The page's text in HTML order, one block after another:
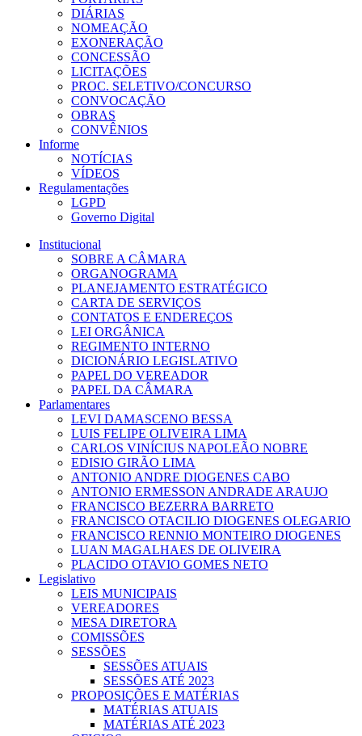
DIÁRIAS
NOMEAÇÃO
EXONERAÇÃO
CONCESSÃO
LICITAÇÕES
PROC. SELETIVO/CONCURSO
CONVOCAÇÃO
OBRAS
CONVÊNIOS
Informe
NOTÍCIAS
VÍDEOS
Regulamentações
LGPD
Governo Digital
Institucional
SOBRE A CÂMARA
ORGANOGRAMA
PLANEJAMENTO ESTRATÉGICO
CARTA DE SERVIÇOS
CONTATOS E ENDEREÇOS
LEI ORGÂNICA
REGIMENTO INTERNO
DICIONÁRIO LEGISLATIVO
PAPEL DO VEREADOR
PAPEL DA CÂMARA
Parlamentares
LEVI DAMASCENO BESSA
LUIS FELIPE OLIVEIRA LIMA
CARLOS VINÍCIUS NAPOLEÃO NOBRE
EDISIO GIRÃO LIMA
ANTONIO ANDRE DIOGENES CABO
ANTONIO ERMESSON ANDRADE ARAUJO
FRANCISCO BEZERRA BARRETO
FRANCISCO OTACILIO DIOGENES OLEGARIO
FRANCISCO RENNIO MONTEIRO DIOGENES
LUAN MAGALHAES DE OLIVEIRA
PLACIDO OTAVIO GOMES NETO
Legislativo
LEIS MUNICIPAIS
VEREADORES
MESA DIRETORA
COMISSÕES
SESSÕES
SESSÕES ATUAIS
SESSÕES ATÉ 2023
PROPOSIÇÕES E MATÉRIAS
MATÉRIAS ATUAIS
MATÉRIAS ATÉ 2023